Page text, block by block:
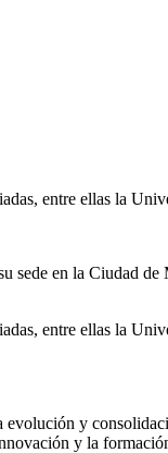
entre ellas la
en la Ciudad
entre ellas la
y
y la